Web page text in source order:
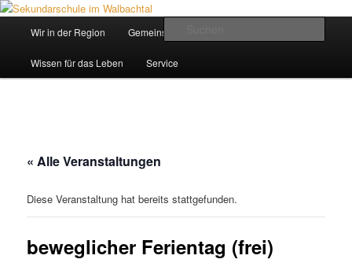
Zum
wechseln
Sekundarschule im Walbachtal
Wir in der Region Gemeinsam ein Weg
Wissen für das Leben Service
« Alle Veranstaltungen
Diese Veranstaltung hat bereits stattgefunden.
beweglicher Ferientag (frei)